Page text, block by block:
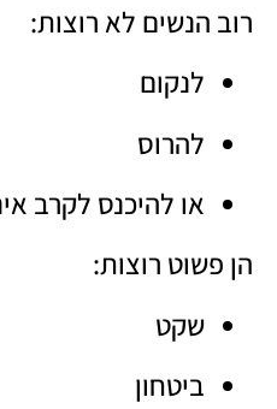
רוב הנשים לא רוצות:
לנקום
להרוס
או להיכנס לקרב
הן פשוט רוצות:
שקט
ביטחון